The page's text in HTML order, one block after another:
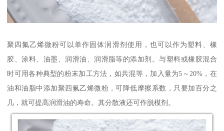
聚四氟乙烯微粉可以单作固体润滑剂使用，也可以作为塑料、橡
胶、涂料、油墨、润滑油、润滑脂等的添加剂。与塑料或橡胶混合
时可用各种典型的粉末加工方法，如共混等，加入量为5～20%，在
油和油脂中添加聚四氟乙烯微粉，可降低摩擦系数，只要加百分之
几，就可提高润滑油的寿命。其分散液还可作脱模剂。